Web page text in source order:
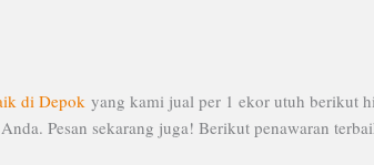
di Depok yang kami jual per 1 ekor utuh berikut
Pesan sekarang juga! Berikut penawaran